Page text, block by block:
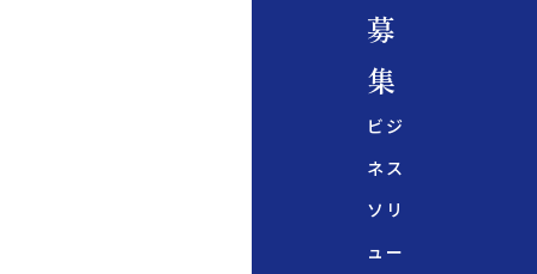
募
集
ビジ
ネス
ソリ
ュー